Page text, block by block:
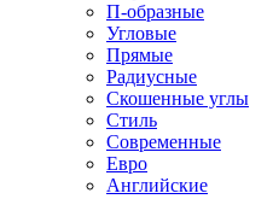
П-образные
Угловые
Прямые
Радиусные
Скошенные углы
Стиль
Современные
Евро
Английские